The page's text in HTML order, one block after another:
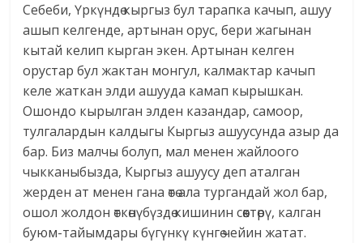
Себеби, Үркүндө кыргыз бул тарапка качып, ашуу
ашып келгенде, артынан орус, бери жагынан
кытай келип кырган экен. Артынан келген
орустар бул жактан монгул, калмактар качып
келе жаткан элди ашууда камап кырышкан.
Ошондо кырылган элден казандар, самоор,
тулгалардын калдыгы Кыргыз ашуусунда азыр да
бар. Биз малчы болуп, мал менен жайлоого
чыкканыбызда, Кыргыз ашуусу деп аталган
жерден ат менен гана өтө ала тургандай жол бар,
ошол жолдон өткөнүбүздө кишинин сөөктөрү, калган
буюм-тайымдары бүгүнкү күнгө чейин жатат.